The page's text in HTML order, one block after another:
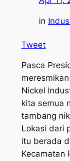
in
Tweet
Pasca
Nickel
kita semua
tambang
Lokasi dari
itu berada
Kecamatan